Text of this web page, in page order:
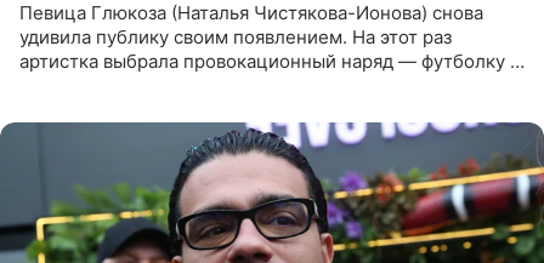
Певица Глюкоза (Наталья Чистякова-Ионова) снова
удивила публику своим появлением. На этот раз
артистка выбрала провокационный наряд — футболку с